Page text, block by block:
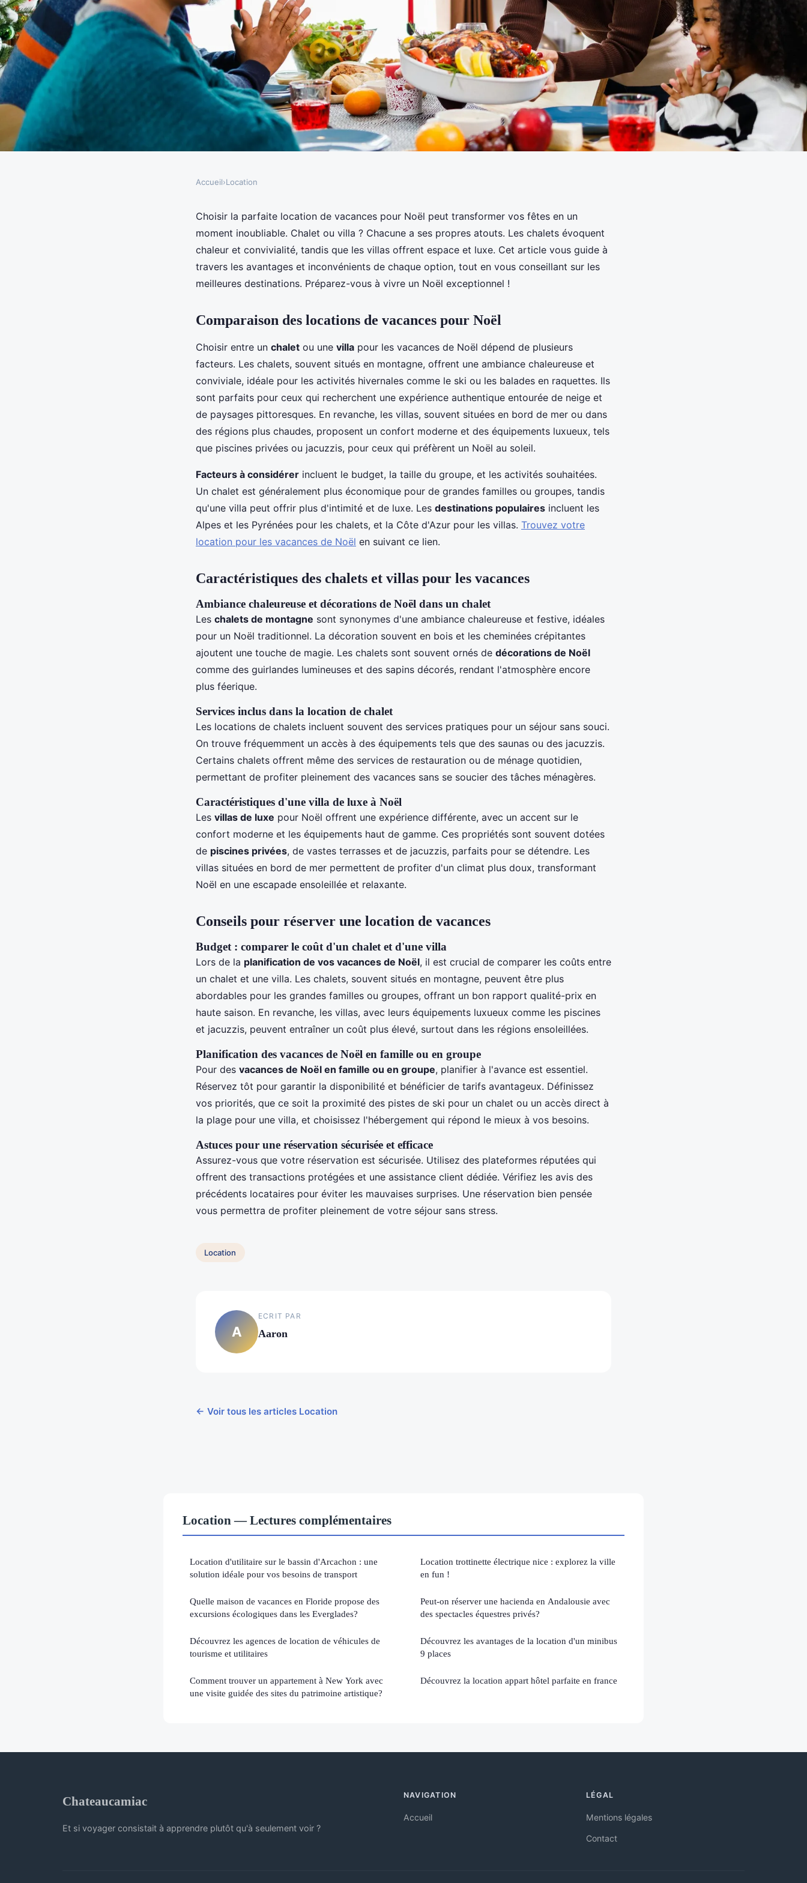
Location de vacances pour noël : chalet
ou villa au choix ?
Accueil›Location
Choisir la parfaite location de vacances pour Noël peut transformer vos fêtes en un
moment inoubliable. Chalet ou villa ? Chacune a ses propres atouts. Les chalets évoquent
chaleur et convivialité, tandis que les villas offrent espace et luxe. Cet article vous guide à
travers les avantages et inconvénients de chaque option, tout en vous conseillant sur les
meilleures destinations. Préparez-vous à vivre un Noël exceptionnel !
Comparaison des locations de vacances pour Noël
Choisir entre un chalet ou une villa pour les vacances de Noël dépend de plusieurs
facteurs. Les chalets, souvent situés en montagne, offrent une ambiance chaleureuse et
conviviale, idéale pour les activités hivernales comme le ski ou les balades en raquettes. Ils
sont parfaits pour ceux qui recherchent une expérience authentique entourée de neige et
de paysages pittoresques. En revanche, les villas, souvent situées en bord de mer ou dans
des régions plus chaudes, proposent un confort moderne et des équipements luxueux, tels
que piscines privées ou jacuzzis, pour ceux qui préfèrent un Noël au soleil.
Facteurs à considérer incluent le budget, la taille du groupe, et les activités souhaitées.
Un chalet est généralement plus économique pour de grandes familles ou groupes, tandis
qu'une villa peut offrir plus d'intimité et de luxe. Les destinations populaires incluent les
Alpes et les Pyrénées pour les chalets, et la Côte d'Azur pour les villas. Trouvez votre
location pour les vacances de Noël en suivant ce lien.
Caractéristiques des chalets et villas pour les vacances
Ambiance chaleureuse et décorations de Noël dans un chalet
Les chalets de montagne sont synonymes d'une ambiance chaleureuse et festive, idéales
pour un Noël traditionnel. La décoration souvent en bois et les cheminées crépitantes
ajoutent une touche de magie. Les chalets sont souvent ornés de décorations de Noël
comme des guirlandes lumineuses et des sapins décorés, rendant l'atmosphère encore
plus féerique.
Services inclus dans la location de chalet
Les locations de chalets incluent souvent des services pratiques pour un séjour sans souci.
On trouve fréquemment un accès à des équipements tels que des saunas ou des jacuzzis.
Certains chalets offrent même des services de restauration ou de ménage quotidien,
permettant de profiter pleinement des vacances sans se soucier des tâches ménagères.
Caractéristiques d'une villa de luxe à Noël
Les villas de luxe pour Noël offrent une expérience différente, avec un accent sur le
confort moderne et les équipements haut de gamme. Ces propriétés sont souvent dotées
de piscines privées, de vastes terrasses et de jacuzzis, parfaits pour se détendre. Les
villas situées en bord de mer permettent de profiter d'un climat plus doux, transformant
Noël en une escapade ensoleillée et relaxante.
Conseils pour réserver une location de vacances
Budget : comparer le coût d'un chalet et d'une villa
Lors de la planification de vos vacances de Noël, il est crucial de comparer les coûts entre
un chalet et une villa. Les chalets, souvent situés en montagne, peuvent être plus
abordables pour les grandes familles ou groupes, offrant un bon rapport qualité-prix en
haute saison. En revanche, les villas, avec leurs équipements luxueux comme les piscines
et jacuzzis, peuvent entraîner un coût plus élevé, surtout dans les régions ensoleillées.
Planification des vacances de Noël en famille ou en groupe
Pour des vacances de Noël en famille ou en groupe, planifier à l'avance est essentiel.
Réservez tôt pour garantir la disponibilité et bénéficier de tarifs avantageux. Définissez
vos priorités, que ce soit la proximité des pistes de ski pour un chalet ou un accès direct à
la plage pour une villa, et choisissez l'hébergement qui répond le mieux à vos besoins.
Astuces pour une réservation sécurisée et efficace
Assurez-vous que votre réservation est sécurisée. Utilisez des plateformes réputées qui
offrent des transactions protégées et une assistance client dédiée. Vérifiez les avis des
précédents locataires pour éviter les mauvaises surprises. Une réservation bien pensée
vous permettra de profiter pleinement de votre séjour sans stress.
Location
A
ECRIT PAR
Aaron
← Voir tous les articles Location
Location — Lectures complémentaires
Location d'utilitaire sur le bassin d'Arcachon : une
solution idéale pour vos besoins de transport
Quelle maison de vacances en Floride propose des
excursions écologiques dans les Everglades?
Découvrez les agences de location de véhicules de
tourisme et utilitaires
Comment trouver un appartement à New York avec
une visite guidée des sites du patrimoine artistique?
Location trottinette électrique nice : explorez la ville
en fun !
Peut-on réserver une hacienda en Andalousie avec
des spectacles équestres privés?
Découvrez les avantages de la location d'un minibus
9 places
Découvrez la location appart hôtel parfaite en france
Chateaucamiac
Et si voyager consistait à apprendre plutôt qu'à seulement voir ?
NAVIGATION
Accueil
LÉGAL
Mentions légales
Contact